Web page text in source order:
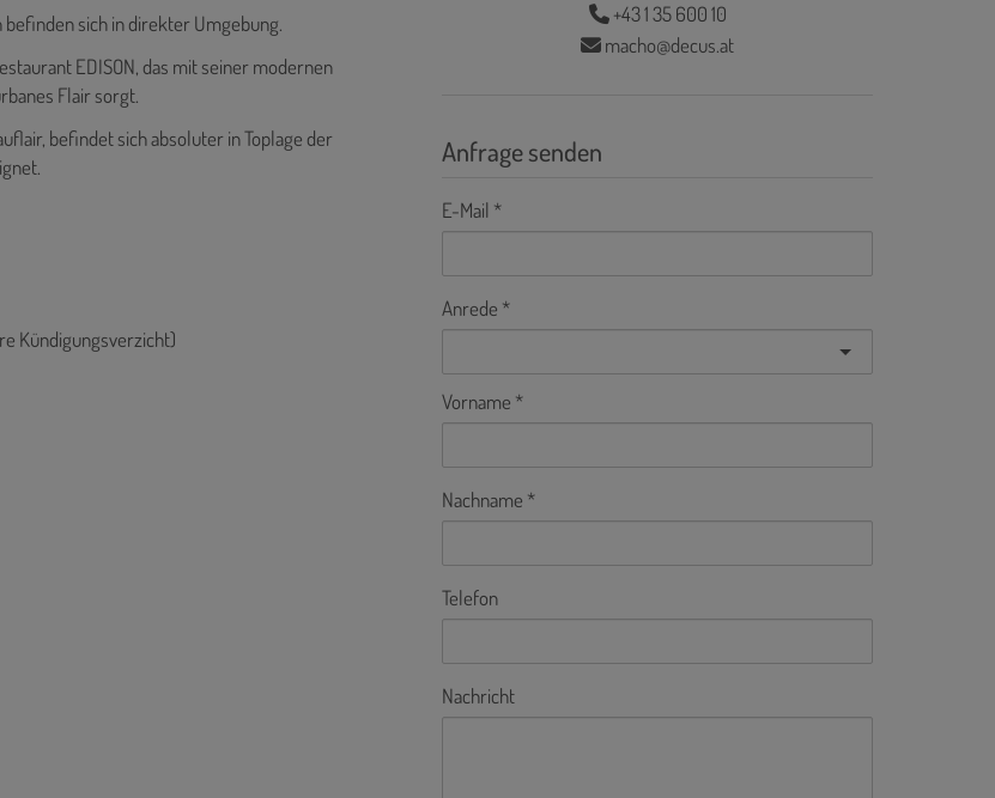
sich in direkter Umgebung.
EDISON, das mit seiner modernen
Flair sorgt.
befindet sich absoluter in Toplage der
Kündigungsverzicht)
+43 1 35 600 10
macho@decus.at
Anfrage senden
E-Mail
Anrede
Vorname
Nachname
Telefon
Nachricht